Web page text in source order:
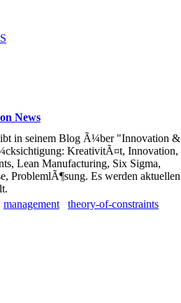
News
in seinem Blog Ã¼ber "Innovation &
KreativitÃ¤t, Innovation,
Lean Manufacturing, Six Sigma,
ProblemlÃ¶sung. Es werden aktuellen
management
theory-of-constraints